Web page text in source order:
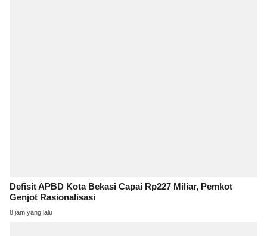
Defisit APBD Kota Bekasi Capai Rp227 Miliar, Pemkot
Genjot Rasionalisasi
8 jam yang lalu